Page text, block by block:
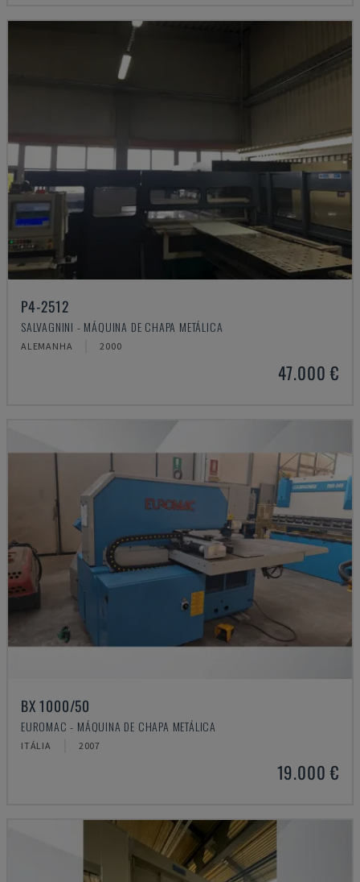
P4-2512
SALVAGNINI - MÁQUINA DE CHAPA METÁLICA
ALEMANHA 2000
47.000 €
BX 1000/50
EUROMAC - MÁQUINA DE CHAPA METÁLICA
ITÁLIA 2007
19.000 €